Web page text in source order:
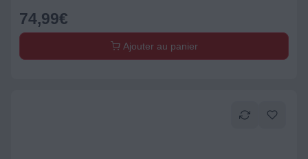
74,99€
Ajouter au panier